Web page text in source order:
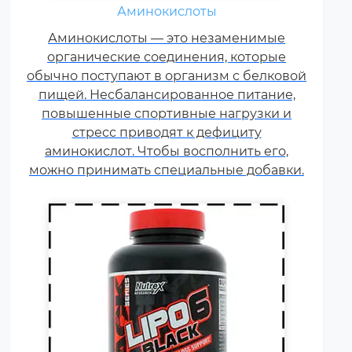
Аминокислоты
Аминокислоты — это незаменимые
органические соединения, которые
обычно поступают в организм с белковой
пищей. Несбалансированное питание,
повышенные спортивные нагрузки и
стресс приводят к дефициту
аминокислот. Чтобы восполнить его,
можно принимать специальные добавки.
Жиросжигатели относятся к
добавок, которые способствуют
улучшению результатов
тренировок и помогают
избавляться от лишнего жира,
используя его в качестве
дополнительного источника
энергии.